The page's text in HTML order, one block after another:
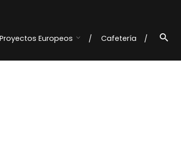
Proyectos Europeos
Cafetería